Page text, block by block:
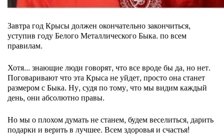
Завтра год Крысы должен окончательно закончиться,
уступив году Белого Металлического Быка. по всем
правилам.
Хотя... знающие люди говорят, что все вроде бы да, но нет.
Поговаривают что эта Крыса не уйдет, просто она станет
размером с Быка. Ну, судя по тому, что мы видим каждый
день, они абсолютно правы.
Но мы о плохом думать не станем, будем веселиться, дарить
подарки и верить в лучшее. Всем здоровья и счастья!